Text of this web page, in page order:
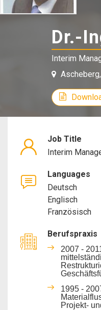
Dr.-
Interim
Job Title
Interim
Languages
Deutsch
Englisch
Französisch
Berufspraxis
2007 -
1995 -
Projekt-